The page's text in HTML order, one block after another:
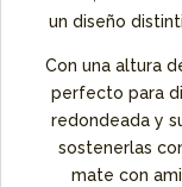
un diseño
Con una altura
perfecto para
redondeada y
sostenerlas
mate con